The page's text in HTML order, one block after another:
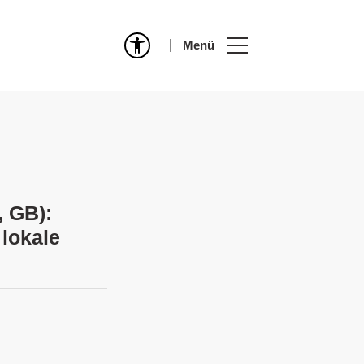
Menü
GB):